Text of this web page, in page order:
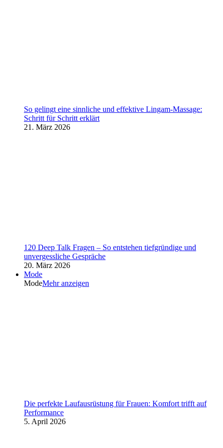
So gelingt eine sinnliche und effektive Lingam-Massage:
Schritt für Schritt erklärt
21. März 2026
120 Deep Talk Fragen – So entstehen tiefgründige und
unvergessliche Gespräche
20. März 2026
Mode
ModeMehr anzeigen
Die perfekte Laufausrüstung für Frauen: Komfort trifft auf
Performance
5. April 2026